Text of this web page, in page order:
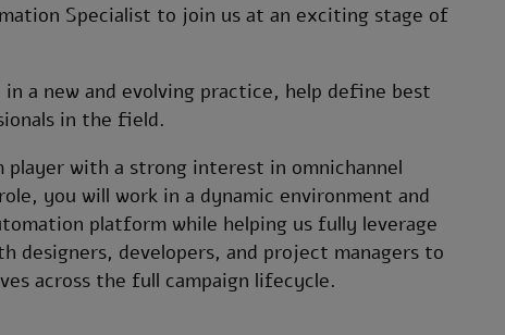
Specialist to join us at an exciting stage of
a new and evolving practice, help define best
in the field.
with a strong interest in omnichannel
you will work in a dynamic environment and
platform while helping us fully leverage
designers, developers, and project managers to
across the full campaign lifecycle.